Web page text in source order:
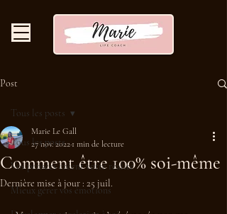
Post
Tous les posts
Vos pensées créent votre réalité
Mieux gérer vos émotions
Tous les posts
Comment être 100% soi-même
Marie Le Gall
27 nov. 2022 1 min de lecture
Dernière mise à jour : 25 juil.